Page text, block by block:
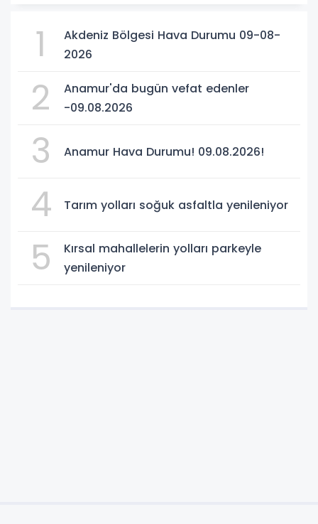
1
Akdeniz Bölgesi Hava Durumu 09-08-
2026
2
Anamur'da bugün vefat edenler
-09.08.2026
3 Anamur Hava Durumu! 09.08.2026!
4 Tarım yolları soğuk asfaltla yenileniyor
5
Kırsal mahallelerin yolları parkeyle
yenileniyor